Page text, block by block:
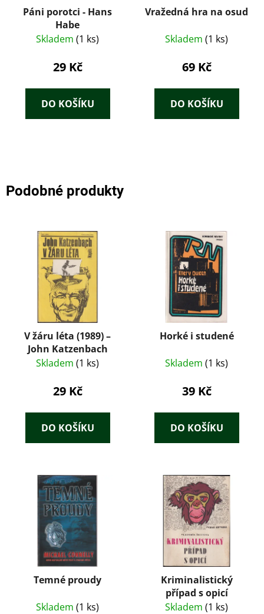
Páni porotci - Hans
Habe
Skladem (1 ks)
29 Kč
DO KOŠÍKU
Vražedná hra na osud
Skladem (1 ks)
69 Kč
DO KOŠÍKU
Podobné produkty
V žáru léta (1989) –
John Katzenbach
Skladem (1 ks)
29 Kč
DO KOŠÍKU
Horké i studené
Skladem (1 ks)
39 Kč
DO KOŠÍKU
Temné proudy
Skladem (1 ks)
Kriminalistický
případ s opicí
Skladem (1 ks)